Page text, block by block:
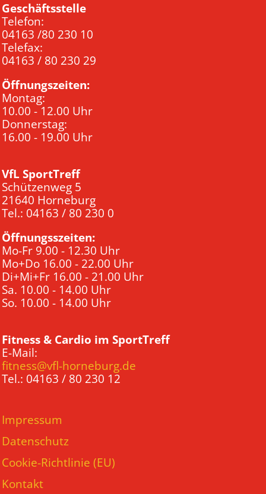
Geschäftsstelle
Telefon:
04163 /80 230 10
Telefax:
04163 / 80 230 29
Öffnungszeiten:
Montag:
10.00 - 12.00 Uhr
Donnerstag:
16.00 - 19.00 Uhr
VfL SportTreff
Schützenweg 5
21640 Horneburg
Tel.: 04163 / 80 230 0
Öffnungsszeiten:
Mo-Fr 9.00 - 12.30 Uhr
Mo+Do 16.00 - 22.00 Uhr
Di+Mi+Fr 16.00 - 21.00 Uhr
Sa. 10.00 - 14.00 Uhr
So. 10.00 - 14.00 Uhr
Fitness & Cardio im SportTreff
E-Mail:
fitness@vfl-horneburg.de
Tel.: 04163 / 80 230 12
Impressum
Datenschutz
Cookie-Richtlinie (EU)
Kontakt